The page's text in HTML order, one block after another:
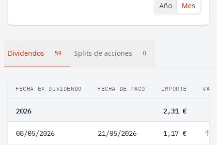
Año Mes
Dividendos 59 Splits de acciones 0
FECHA EX-DIVIDENDO FECHA DE PAGO IMPORTE
2026 2,31 €
08/05/2026 21/05/2026 1,17 €